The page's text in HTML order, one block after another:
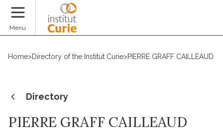
Menu
Home>Directory of the Institut Curie>PIERRE GRAFF CAILLEAUD
Directory
PIERRE GRAFF CAILLEAUD